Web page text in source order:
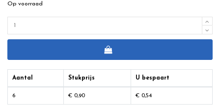
Op voorraad
Aantal Stukprijs U bespaart
6 € 0,90 € 0,54